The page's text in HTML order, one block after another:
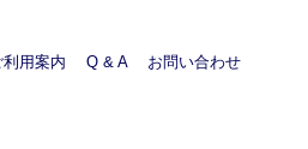
用案内 Q & A お問い合わせ